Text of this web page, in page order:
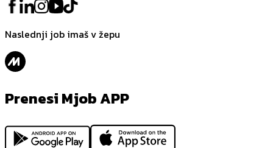
Naslednji job imaš v žepu
Prenesi Mjob APP